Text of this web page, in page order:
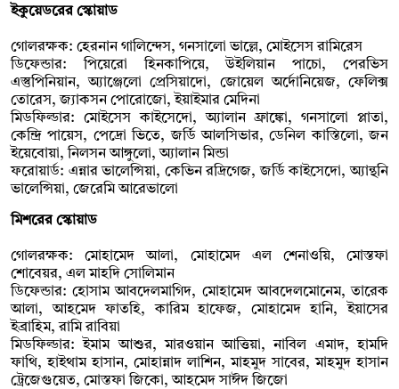
ইকুয়েডরের স্কোয়াড
গোলরক্ষক: হেরনান গালিন্দেস, গনসালো ভাল্লে, মোইসেস রামিরেস
ডিফেন্ডার: পিয়েরো হিনকাপিয়ে, উইলিয়ান পাচো, পেরভিস
এস্তুপিনিয়ান, অ্যাঞ্জেলো প্রেসিয়াদো, জোয়েল অর্দোনিয়েজ, ফেলিক্স
তোরেস, জ্যাকসন পোরোজো, ইয়াইমার মেদিনা
মিডফিল্ডার: মোইসেস কাইসেদো, অ্যালান ফ্রাঙ্কো, গনসালো প্লাতা,
কেন্দ্রি পায়েস, পেদ্রো ভিতে, জর্ডি আলসিভার, ডেনিল কাস্তিলো, জন
ইয়েবোয়া, নিলসন আঙ্গুলো, অ্যালান মিন্ডা
ফরোয়ার্ড: এন্নার ভালেন্সিয়া, কেভিন রদ্রিগেজ, জর্ডি কাইসেদো, অ্যান্থনি
ভালেন্সিয়া, জেরেমি আরেভালো
মিশরের স্কোয়াড
গোলরক্ষক: মোহামেদ আলা, মোহামেদ এল শেনাওয়ি, মোস্তফা
শোবেয়র, এল মাহদি সোলিমান
ডিফেন্ডার: হোসাম আবদেলমাগিদ, মোহামেদ আবদেলমোনেম, তারেক
আলা, আহমেদ ফাতহি, কারিম হাফেজ, মোহামেদ হানি, ইয়াসের
ইব্রাহিম, রামি রাবিয়া
মিডফিল্ডার: ইমাম আশুর, মারওয়ান আত্তিয়া, নাবিল এমাদ, হামদি
ফাথি, হাইথাম হাসান, মোহান্নাদ লাশিন, মাহমুদ সাবের, মাহমুদ হাসান
ট্রেজেগুয়েত, মোস্তফা জিকো, আহমেদ সাঈদ জিজো